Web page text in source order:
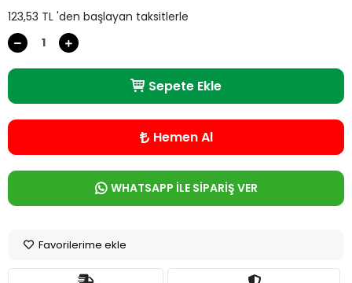
123,53 TL 'den başlayan taksitlerle
Sepete Ekle
Hemen Al
WHATSAPP İLE SİPARİŞ VER
Favorilerime ekle